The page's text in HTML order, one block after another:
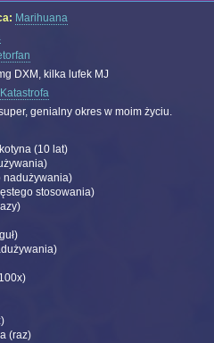
Marihuana
DXM, kilka lufek MJ
Katastrofa
super, genialny okres w moim życiu.
(10 lat)
nadużywania)
stosowania)
(raz)